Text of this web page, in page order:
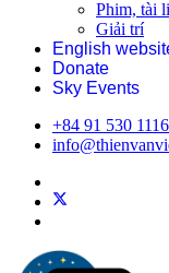
Phim, tài
Giải trí
English
Donate
Sky Events
+84 91 530 1116